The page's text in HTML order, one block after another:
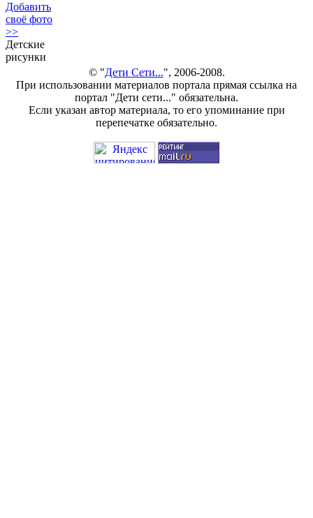
Добавить
своё фото
>>
Детские
рисунки
© "Дети Сети...", 2006-2008.
При использовании материалов портала прямая ссылка на
портал "Дети сети..." обязательна.
Если указан автор материала, то его упоминание при
перепечатке обязательно.